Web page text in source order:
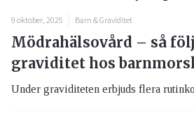
9 oktober, 2025 Barn & Graviditet
Mödrahälsovård – så
graviditet hos
Under graviditeten erbjuds flera